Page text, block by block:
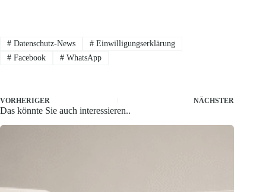
#Datenschutz-News #Einwilligungserklärung
#Facebook #WhatsApp
VORHERIGER NÄCHSTER
Das könnte Sie auch interessieren..